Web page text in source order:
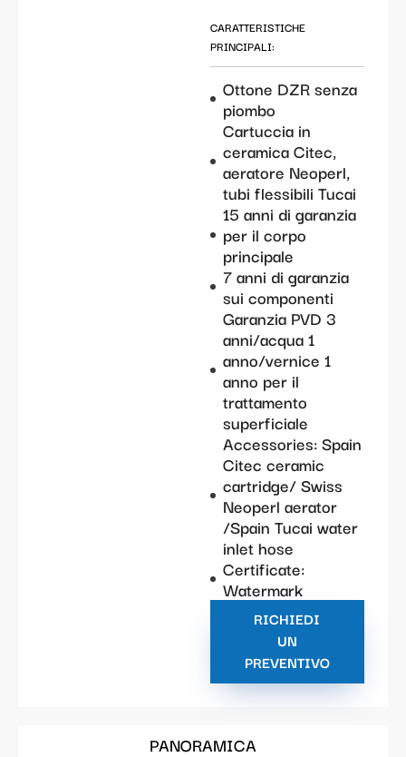
CARATTERISTICHE
PRINCIPALI:
Ottone DZR senza
piombo
Cartuccia in
ceramica Citec,
aeratore Neoperl,
tubi flessibili Tucai
15 anni di garanzia
per il corpo
principale
7 anni di garanzia
sui componenti
Garanzia PVD 3
anni/acqua 1
anno/vernice 1
anno per il
trattamento
superficiale
Accessories: Spain
Citec ceramic
cartridge/ Swiss
Neoperl aerator
/Spain Tucai water
inlet hose
Certificate:
Watermark
RICHIEDI
UN
PREVENTIVO
PANORAMICA